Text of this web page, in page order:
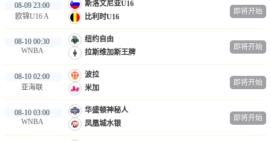
08-09 23:00
欧锦U16 A
斯洛文尼亚U16
比利时U16
即将开始
08-10 00:30
WNBA
纽约自由
拉斯维加斯王牌
即将开始
08-10 02:00
亚海联
波拉
米加
即将开始
08-10 03:00
WNBA
华盛顿神秘人
凤凰城水银
即将开始